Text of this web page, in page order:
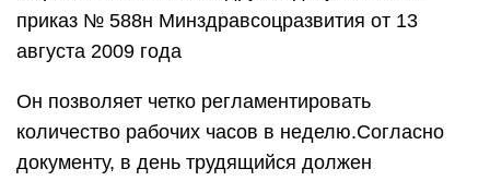
приказ № 588н Минздравсоцразвития от 13
августа 2009 года
Он позволяет четко регламентировать
количество рабочих часов в неделю.Согласно
документу, в день трудящийся должен